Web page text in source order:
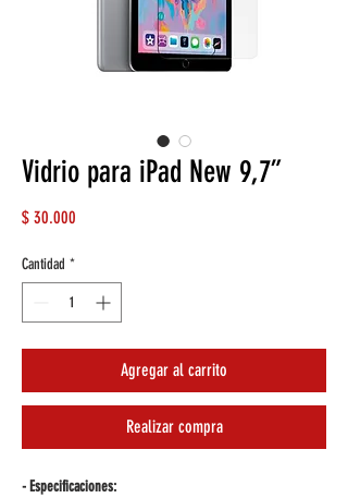
Vidrio para iPad New 9,7”
$ 30.000
Cantidad *
Agregar al carrito
Realizar compra
- Especificaciones: